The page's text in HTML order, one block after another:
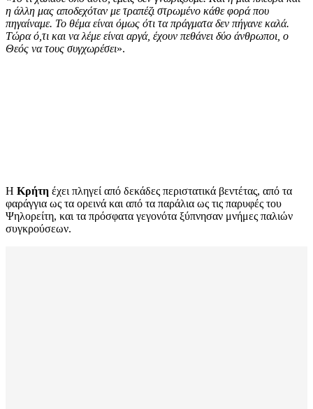
η άλλη μας αποδεχόταν με τραπέζι στρωμένο κάθε φορά που
πηγαίναμε. Το θέμα είναι όμως ότι τα πράγματα δεν πήγανε καλά.
Τώρα ό,τι και να λέμε είναι αργά, έχουν πεθάνει δύο άνθρωποι, ο
Θεός να τους συγχωρέσει».
Η Κρήτη έχει πληγεί από δεκάδες περιστατικά βεντέτας, από τα
φαράγγια ως τα ορεινά και από τα παράλια ως τις παρυφές του
Ψηλορείτη, και τα πρόσφατα γεγονότα ξύπνησαν μνήμες παλιών
συγκρούσεων.